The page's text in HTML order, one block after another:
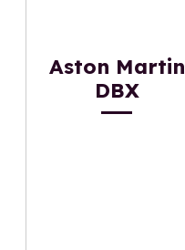
Aston Martin
DBX